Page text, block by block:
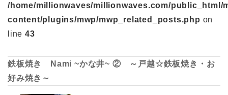
/home/millionwaves/millionwaves.com/public_html/
content/plugins/mwp/mwp_related_posts.php on
line 43
鉄板焼き Nami ~かな井~ ② ～戸越☆鉄板焼き・お
好み焼き～